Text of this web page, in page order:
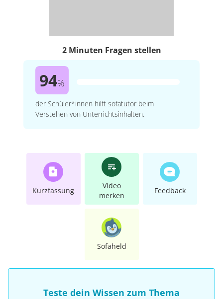
2 Minuten Fragen stellen
94%
der Schüler*innen hilft sofatutor beim
Verstehen von Unterrichtsinhalten.
Kurzfassung
Video
merken
Feedback
Sofaheld
Teste dein Wissen zum Thema